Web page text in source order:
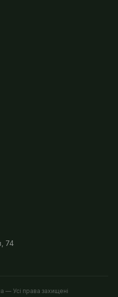
74
— Усі права захищені